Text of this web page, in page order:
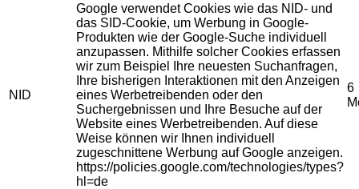
NID
Google verwendet Cookies wie das NID- und
das SID-Cookie, um Werbung in Google-
Produkten wie der Google-Suche individuell
anzupassen. Mithilfe solcher Cookies erfassen
wir zum Beispiel Ihre neuesten Suchanfragen,
Ihre bisherigen Interaktionen mit den Anzeigen
eines Werbetreibenden oder den
Suchergebnissen und Ihre Besuche auf der
Website eines Werbetreibenden. Auf diese
Weise können wir Ihnen individuell
zugeschnittene Werbung auf Google anzeigen.
https://policies.google.com/technologies/types?
hl=de
6